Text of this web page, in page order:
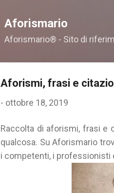
Aforismario
Aforismario® - Sito di
Aforismi, frasi e
- ottobre 18, 2019
Raccolta di aforismi, frasi e
qualcosa. Su Aforismario
i competenti, i professionisti